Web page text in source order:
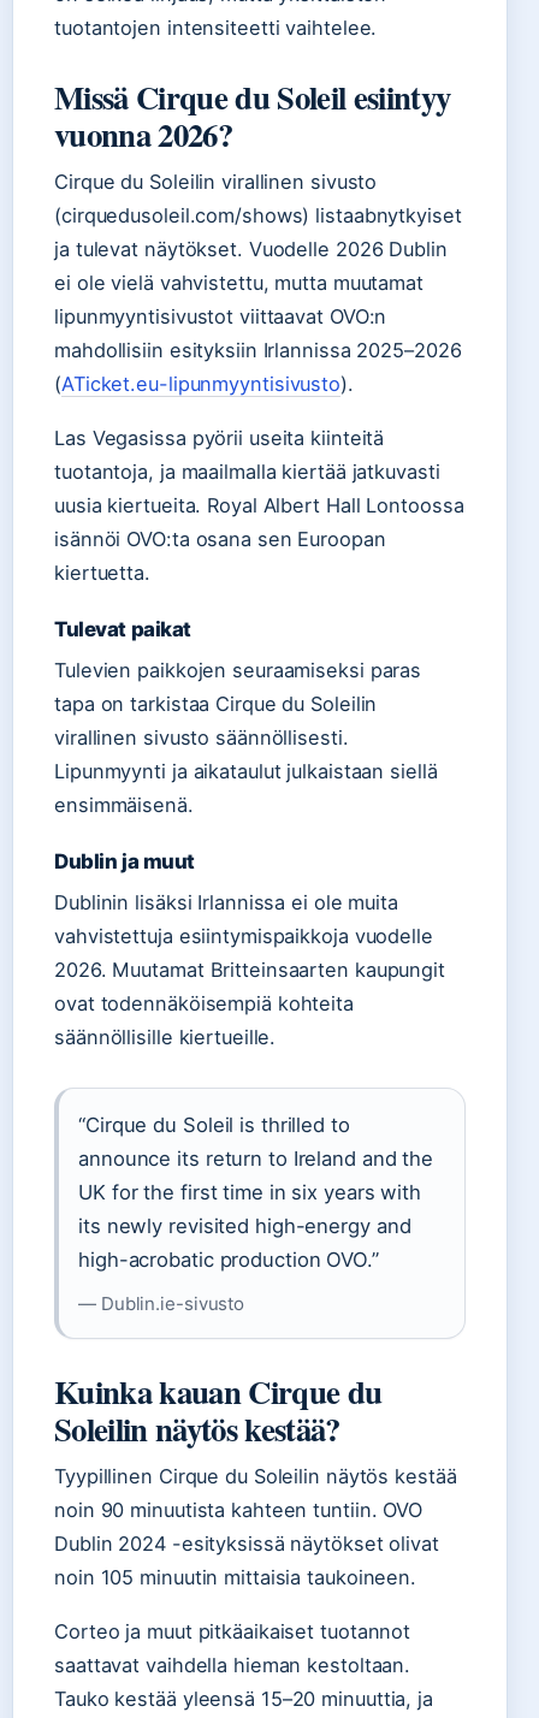
tuotantojen intensiteetti vaihtelee.
Missä Cirque du Soleil esiintyy
vuonna 2026?
Cirque du Soleilin virallinen sivusto
(cirquedusoleil.com/shows) listaabnytkyiset
ja tulevat näytökset. Vuodelle 2026 Dublin
ei ole vielä vahvistettu, mutta muutamat
lipunmyyntisivustot viittaavat OVO:n
mahdollisiin esityksiin Irlannissa 2025–2026
(ATicket.eu-lipunmyyntisivusto).
Las Vegasissa pyörii useita kiinteitä
tuotantoja, ja maailmalla kiertää jatkuvasti
uusia kiertueita. Royal Albert Hall Lontoossa
isännöi OVO:ta osana sen Euroopan
kiertuetta.
Tulevat paikat
Tulevien paikkojen seuraamiseksi paras
tapa on tarkistaa Cirque du Soleilin
virallinen sivusto säännöllisesti.
Lipunmyynti ja aikataulut julkaistaan siellä
ensimmäisenä.
Dublin ja muut
Dublinin lisäksi Irlannissa ei ole muita
vahvistettuja esiintymispaikkoja vuodelle
2026. Muutamat Britteinsaarten kaupungit
ovat todennäköisempiä kohteita
säännöllisille kiertueille.
“Cirque du Soleil is thrilled to
announce its return to Ireland and the
UK for the first time in six years with
its newly revisited high-energy and
high-acrobatic production OVO.”
— Dublin.ie-sivusto
Kuinka kauan Cirque du
Soleilin näytös kestää?
Tyypillinen Cirque du Soleilin näytös kestää
noin 90 minuutista kahteen tuntiin. OVO
Dublin 2024 -esityksissä näytökset olivat
noin 105 minuutin mittaisia taukoineen.
Corteo ja muut pitkäaikaiset tuotannot
saattavat vaihdella hieman kestoltaan.
Tauko kestää yleensä 15–20 minuuttia, ja